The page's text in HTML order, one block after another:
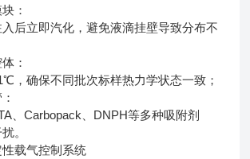
：
立即汽化，避免液滴挂壁导致分布不
：
确保不同批次标样热力学状态一致；
Carbopack、DNPH等多种吸附剂
。
载气控制系统